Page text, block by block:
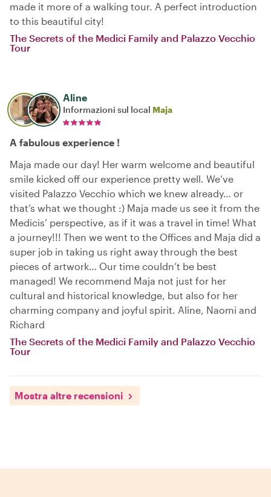
made it more of a walking tour. A perfect introduction
to this beautiful city!
The Secrets of the Medici Family and Palazzo Vecchio
Tour
Aline
Informazioni sul local Maja
A fabulous experience !
Maja made our day! Her warm welcome and beautiful
smile kicked off our experience pretty well. We’ve
visited Palazzo Vecchio which we knew already… or
that’s what we thought :) Maja made us see it from the
Medicis’ perspective, as if it was a travel in time! What
a journey!!! Then we went to the Offices and Maja did a
super job in taking us right away through the best
pieces of artwork… Our time couldn’t be best
managed! We recommend Maja not just for her
cultural and historical knowledge, but also for her
charming company and joyful spirit. Aline, Naomi and
Richard
The Secrets of the Medici Family and Palazzo Vecchio
Tour
Mostra altre recensioni